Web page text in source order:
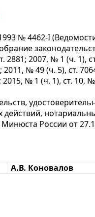
№ 4462-I
2007, № 1 (ч. 1),
№ 49 (ч. 5), ст.
№ 1 (ч. 1), ст. 10,
России от
А.В. Коновалов